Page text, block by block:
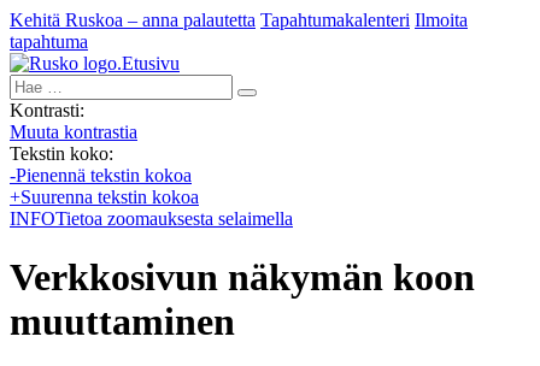
Kehitä Ruskoa – anna palautetta Tapahtumakalenteri Ilmoita
tapahtuma
Etusivu
Hae:
Kontrasti:
Muuta kontrastia
Tekstin koko:
-Pienennä tekstin kokoa
+Suurenna tekstin kokoa
INFOTietoa zoomauksesta selaimella
Verkkosivun näkymän koon
muuttaminen